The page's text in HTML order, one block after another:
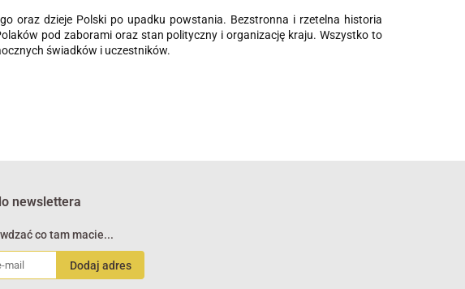
oraz dzieje Polski po upadku powstania. Bezstronna i rzetelna historia
pod zaborami oraz stan polityczny i organizację kraju. Wszystko to
świadków i uczestników.
newslettera
co tam macie...